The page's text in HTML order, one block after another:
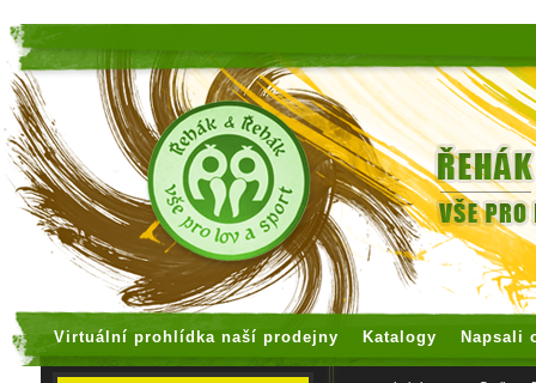
Virtuální prohlídka naší prodejny Katalogy Napsali